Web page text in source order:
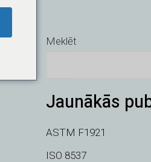
Meklēt
Jaunākās
ASTM F1921
ISO 8537